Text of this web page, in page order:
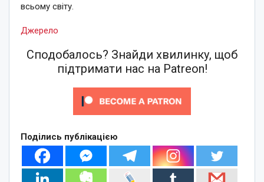
всьому світу.
Джерело
Сподобалось? Знайди хвилинку, щоб
підтримати нас на Patreon!
Поділись публікацією